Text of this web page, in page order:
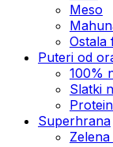
Meso
Ostala
Puteri od
100%
Slatki
Superhrana